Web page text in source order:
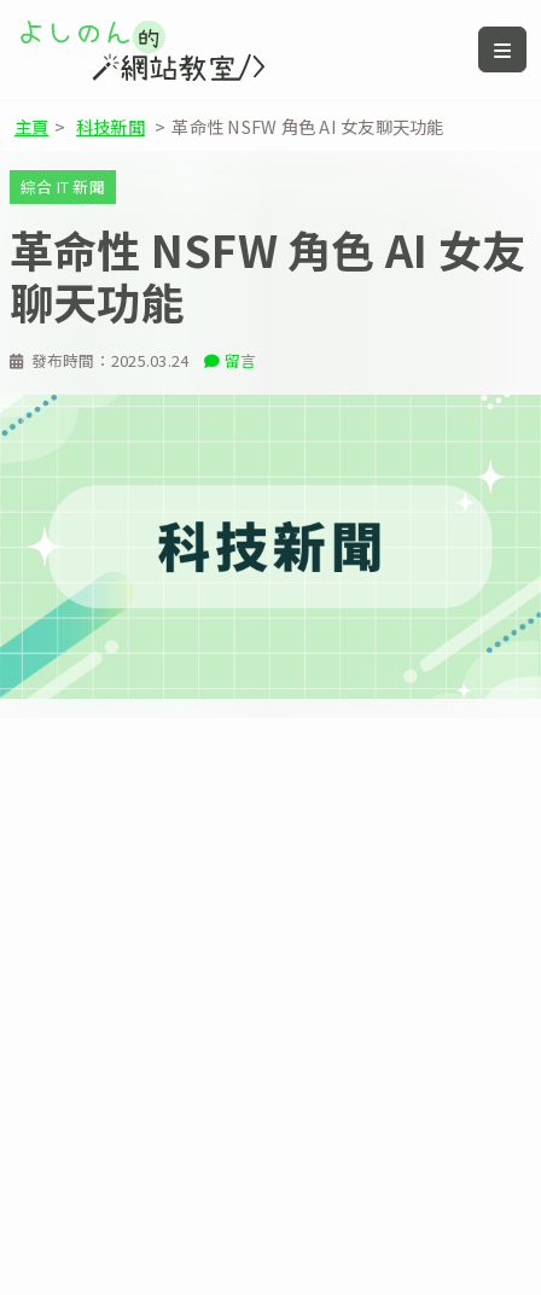
主頁 > 科技新聞 > 革命性 NSFW 角色 AI 女友聊天功能
發布時間： 2025.03.24 留言
綜合 IT 新聞
革命性 NSFW 角色 AI 女友
聊天功能